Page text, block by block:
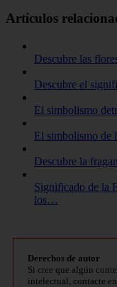
Artículos
Descubre las
Descubre el
El simbolismo
El simbolismo de
Descubre la
Significado de la
los…
Derechos de autor
Si cree que algún
intelectual, contacte en